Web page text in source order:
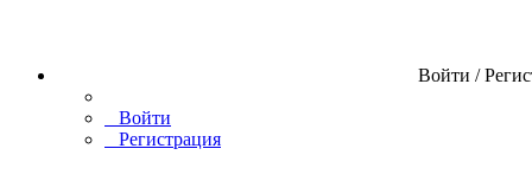
Войти /
Войти
Регистрация